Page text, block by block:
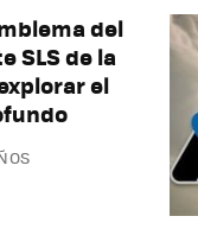
del
SLS de la
el